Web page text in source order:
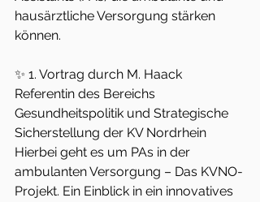
hausärztliche Versorgung stärken
können.
✨ 1. Vortrag durch M. Haack
Referentin des Bereichs
Gesundheitspolitik und Strategische
Sicherstellung der KV Nordrhein
Hierbei geht es um PAs in der
ambulanten Versorgung – Das KVNO-
Projekt. Ein Einblick in ein innovatives